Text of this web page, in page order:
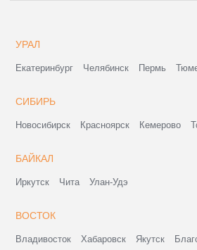
УРАЛ
Екатеринбург Челябинск Пермь
СИБИРЬ
Новосибирск Красноярск Кемерово
БАЙКАЛ
Иркутск Чита Улан-Удэ
ВОСТОК
Владивосток Хабаровск Якутск